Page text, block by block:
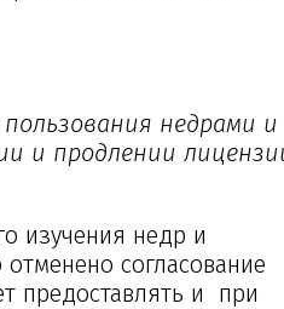
недрами
и продлении
изучения недр и
согласование
предоставлять и при